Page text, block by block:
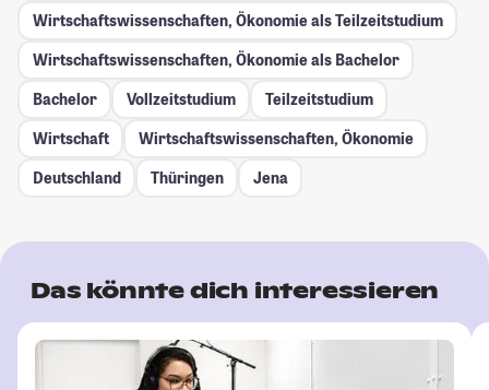
Wirtschaftswissenschaften, Ökonomie als Teilzeitstudium
Wirtschaftswissenschaften, Ökonomie als Bachelor
Bachelor
Vollzeitstudium
Teilzeitstudium
Wirtschaft
Wirtschaftswissenschaften, Ökonomie
Deutschland
Thüringen Jena
Das könnte dich interessieren